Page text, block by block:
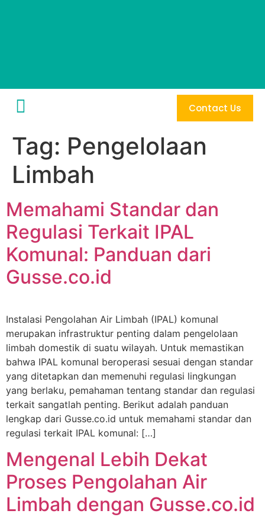
Contact Us
Tag: Pengelolaan
Limbah
Memahami Standar dan
Regulasi Terkait IPAL
Komunal: Panduan dari
Gusse.co.id
Instalasi Pengolahan Air Limbah (IPAL) komunal
merupakan infrastruktur penting dalam pengelolaan
limbah domestik di suatu wilayah. Untuk memastikan
bahwa IPAL komunal beroperasi sesuai dengan standar
yang ditetapkan dan memenuhi regulasi lingkungan
yang berlaku, pemahaman tentang standar dan regulasi
terkait sangatlah penting. Berikut adalah panduan
lengkap dari Gusse.co.id untuk memahami standar dan
regulasi terkait IPAL komunal: […]
Mengenal Lebih Dekat
Proses Pengolahan Air
Limbah dengan Gusse.co.id